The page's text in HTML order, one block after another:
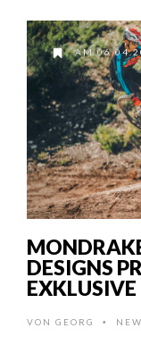
AM
DESIGNS
VON GEORG •